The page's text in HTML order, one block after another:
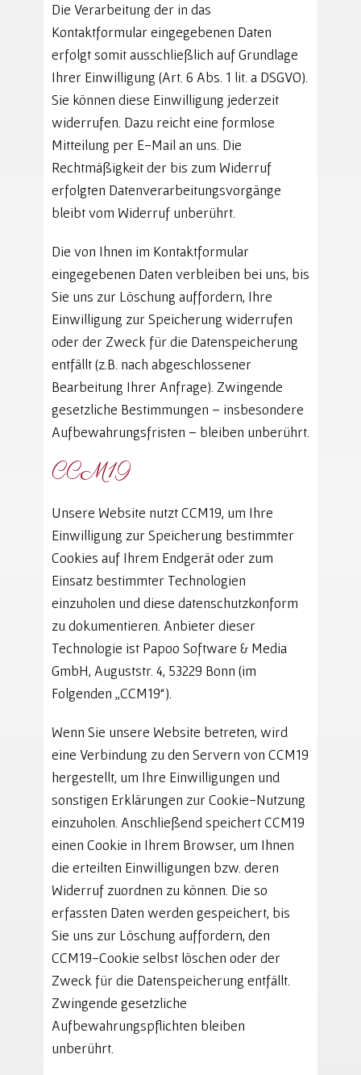
Die Verarbeitung der in das
Kontaktformular eingegebenen Daten
erfolgt somit ausschließlich auf Grundlage
Ihrer Einwilligung (Art. 6 Abs. 1 lit. a DSGVO).
Sie können diese Einwilligung jederzeit
widerrufen. Dazu reicht eine formlose
Mitteilung per E-Mail an uns. Die
Rechtmäßigkeit der bis zum Widerruf
erfolgten Datenverarbeitungsvorgänge
bleibt vom Widerruf unberührt.
Die von Ihnen im Kontaktformular
eingegebenen Daten verbleiben bei uns, bis
Sie uns zur Löschung auffordern, Ihre
Einwilligung zur Speicherung widerrufen
oder der Zweck für die Datenspeicherung
entfällt (z.B. nach abgeschlossener
Bearbeitung Ihrer Anfrage). Zwingende
gesetzliche Bestimmungen – insbesondere
Aufbewahrungsfristen – bleiben unberührt.
CCM19
Unsere Website nutzt CCM19, um Ihre
Einwilligung zur Speicherung bestimmter
Cookies auf Ihrem Endgerät oder zum
Einsatz bestimmter Technologien
einzuholen und diese datenschutzkonform
zu dokumentieren. Anbieter dieser
Technologie ist Papoo Software & Media
GmbH, Auguststr. 4, 53229 Bonn (im
Folgenden „CCM19“).
Wenn Sie unsere Website betreten, wird
eine Verbindung zu den Servern von CCM19
hergestellt, um Ihre Einwilligungen und
sonstigen Erklärungen zur Cookie-Nutzung
einzuholen. Anschließend speichert CCM19
einen Cookie in Ihrem Browser, um Ihnen
die erteilten Einwilligungen bzw. deren
Widerruf zuordnen zu können. Die so
erfassten Daten werden gespeichert, bis
Sie uns zur Löschung auffordern, den
CCM19-Cookie selbst löschen oder der
Zweck für die Datenspeicherung entfällt.
Zwingende gesetzliche
Aufbewahrungspflichten bleiben
unberührt.